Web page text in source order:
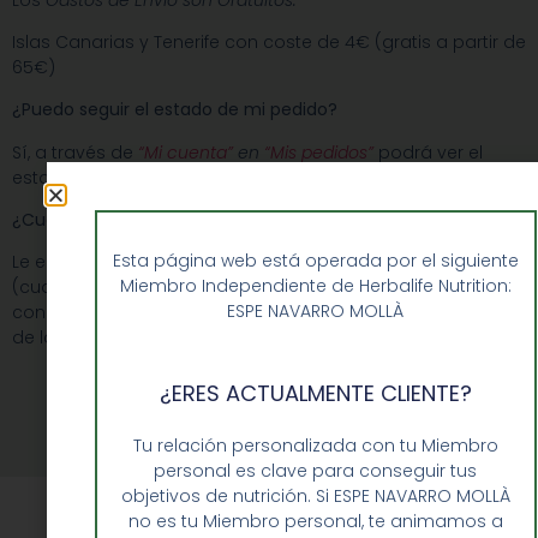
Islas Canarias y Tenerife con coste de 4€ (gratis a partir de
65€)
¿Puedo seguir el estado de mi pedido?
Sí, a través de “Mi cuenta” en “Mis pedidos” podrá ver el
estado de su pedido.
¿Cuál es el proceso de la entrega en domicilio?
Le enviaremos un email de confirmación de envío
(cuando su pedido vaya a salir del almacén) y un sms
con un número de seguimiento (con link a la página web
de la empresa de mensajería).
Esta página web está operada por el siguiente
Miembro Independiente de Herbalife Nutrition:
ESPE NAVARRO MOLLÀ
¿ERES ACTUALMENTE CLIENTE?
Tu relación personalizada con tu Miembro
personal es clave para conseguir tus
objetivos de nutrición. Si ESPE NAVARRO MOLLÀ
no es tu Miembro personal, te animamos a